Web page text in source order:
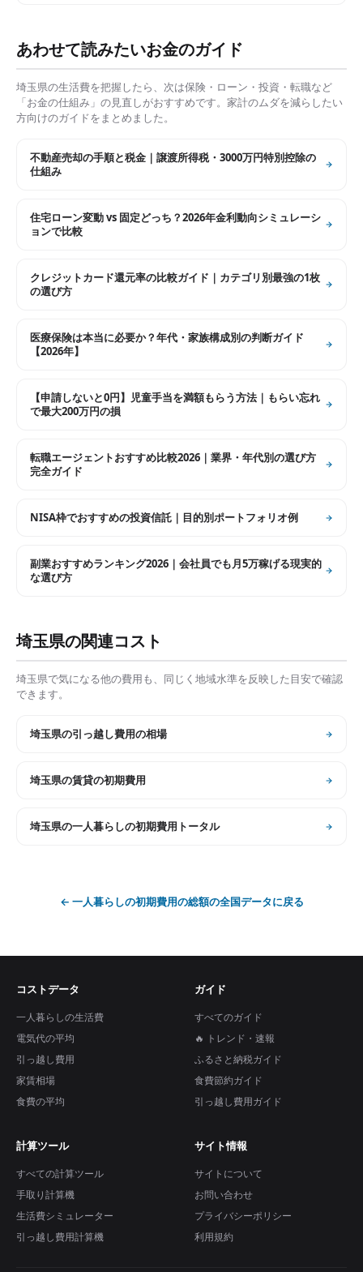
あわせて読みたいお金のガイド
埼玉県の生活費を把握したら、次は保険・ローン・投資・転職など
「お金の仕組み」の見直しがおすすめです。家計のムダを減らしたい
方向けのガイドをまとめました。
不動産売却の手順と税金｜譲渡所得税・3000万円特別控除の
仕組み
住宅ローン変動 vs 固定どっち？2026年金利動向シミュレーシ
ョンで比較
クレジットカード還元率の比較ガイド｜カテゴリ別最強の1枚
の選び方
医療保険は本当に必要か？年代・家族構成別の判断ガイド
【2026年】
【申請しないと0円】児童手当を満額もらう方法｜もらい忘れ
で最大200万円の損
転職エージェントおすすめ比較2026｜業界・年代別の選び方
完全ガイド
NISA枠でおすすめの投資信託｜目的別ポートフォリオ例
副業おすすめランキング2026｜会社員でも月5万稼げる現実的
な選び方
埼玉県の関連コスト
埼玉県で気になる他の費用も、同じく地域水準を反映した目安で確認
できます。
埼玉県の引っ越し費用の相場
埼玉県の賃貸の初期費用
埼玉県の一人暮らしの初期費用トータル
← 一人暮らしの初期費用の総額の全国データに戻る
コストデータ
一人暮らしの生活費
電気代の平均
引っ越し費用
家賃相場
食費の平均
ガイド
すべてのガイド
🔥 トレンド・速報
ふるさと納税ガイド
食費節約ガイド
引っ越し費用ガイド
計算ツール
すべての計算ツール
手取り計算機
生活費シミュレーター
引っ越し費用計算機
サイト情報
サイトについて
お問い合わせ
プライバシーポリシー
利用規約